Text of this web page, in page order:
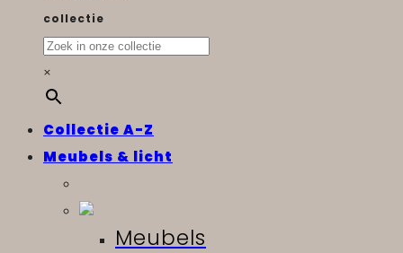
collectie
×
Collectie A-Z
Meubels & licht
Meubels